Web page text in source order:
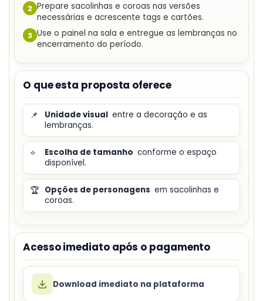
2 Prepare sacolinhas e coroas nas versões
necessárias e acrescente tags e cartões.
3 Use o painel na sala e entregue as lembranças no
encerramento do período.
O que esta proposta oferece
📌 Unidade visual entre a decoração e as
lembranças.
⭐ Escolha de tamanho conforme o espaço
disponível.
🏆 Opções de personagens em sacolinhas e
coroas.
Acesso imediato após o pagamento
Download imediato na plataforma